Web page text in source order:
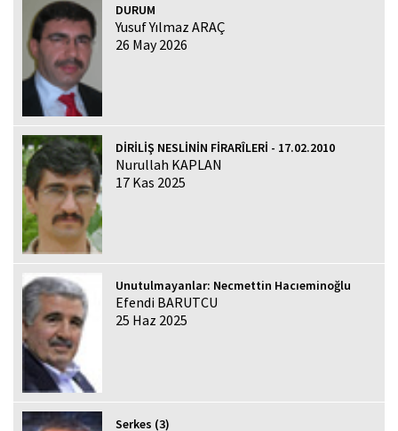
DURUM
Yusuf Yılmaz ARAÇ
26 May 2026
DİRİLİŞ NESLİNİN FİRARÎLERİ - 17.02.2010
Nurullah KAPLAN
17 Kas 2025
Unutulmayanlar: Necmettin Hacıeminoğlu
Efendi BARUTCU
25 Haz 2025
Serkes (3)